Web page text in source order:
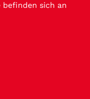
befinden sich an